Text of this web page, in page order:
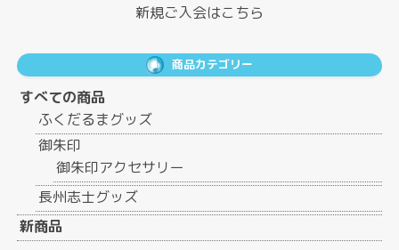
新規ご入会はこちら
商品カテゴリー
すべての商品
ふくだるまグッズ
御朱印
御朱印アクセサリー
長州志士グッズ
新商品